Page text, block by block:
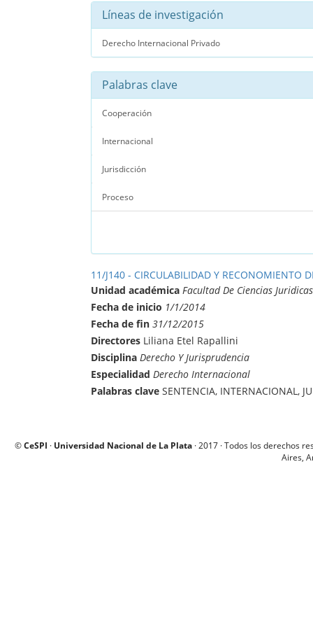
Líneas de investigación
Derecho Internacional Privado
Palabras clave
Cooperación
Internacional
Jurisdicción
Proceso
11/J140 - CIRCULABILIDAD Y RECONOMIENTO
Unidad académica Facultad De Ciencias
Fecha de inicio 1/1/2014
Fecha de fin 31/12/2015
Directores Liliana Etel Rapallini
Disciplina Derecho Y Jurisprudencia
Especialidad Derecho Internacional
Palabras clave SENTENCIA, INTERNACIONAL,
©CeSPI · Universidad Nacional de La Plata · 2017 · Todos los derechos
Aires,